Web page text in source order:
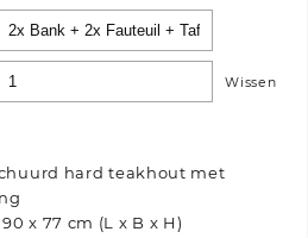
Wissen
hard teakhout met
x 77 cm (L x B x H)